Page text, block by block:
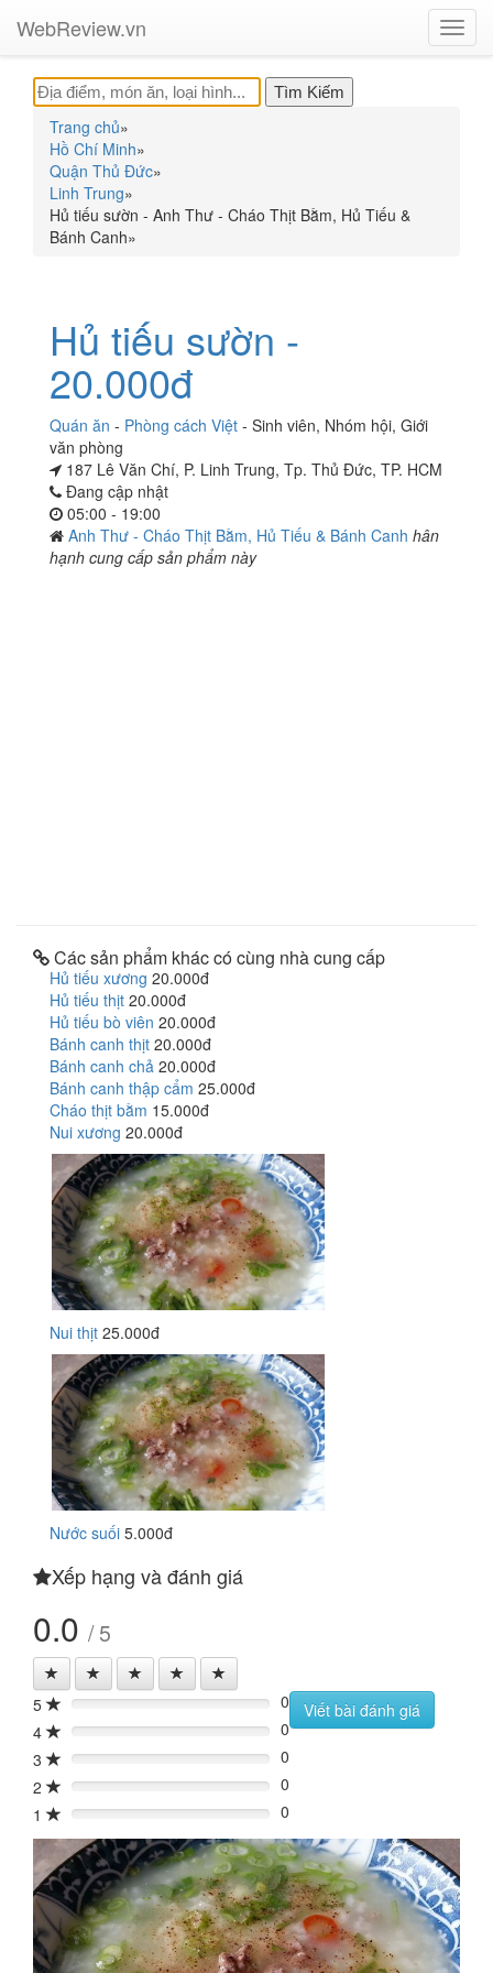
WebReview.vn
Trang chủ»
Hồ Chí Minh»
Quận Thủ Đức»
Linh Trung»
Hủ tiếu sườn - Anh Thư - Cháo Thịt Bằm, Hủ Tiếu &
Bánh Canh»
Hủ tiếu sườn -
20.000đ
Quán ăn - Phòng cách Việt - Sinh viên, Nhóm hội, Giới
văn phòng
187 Lê Văn Chí, P. Linh Trung, Tp. Thủ Đức, TP. HCM
Đang cập nhật
05:00 - 19:00
Anh Thư - Cháo Thịt Bằm, Hủ Tiếu & Bánh Canh hân
hạnh cung cấp sản phẩm này
Các sản phẩm khác có cùng nhà cung cấp
Hủ tiếu xương 20.000đ
Hủ tiếu thịt 20.000đ
Hủ tiếu bò viên 20.000đ
Bánh canh thịt 20.000đ
Bánh canh chả 20.000đ
Bánh canh thập cẩm 25.000đ
Cháo thịt bằm 15.000đ
Nui xương 20.000đ
Nui thịt 25.000đ
Nước suối 5.000đ
Xếp hạng và đánh giá
0.0 / 5
5 0%
0
4
0%
0
3
0%
0
2
0%
0
1
0% 0
Viết bài đánh giá